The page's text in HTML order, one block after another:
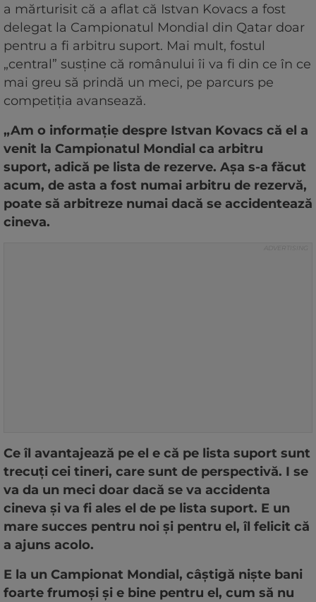
a mărturisit că a aflat că Istvan Kovacs a fost
delegat la Campionatul Mondial din Qatar doar
pentru a fi arbitru suport. Mai mult, fostul
„central” susține că românului îi va fi din ce în ce
mai greu să prindă un meci, pe parcurs pe
competiția avansează.
„Am o informație despre Istvan Kovacs că el a
venit la Campionatul Mondial ca arbitru
suport, adică pe lista de rezerve. Așa s-a făcut
acum, de asta a fost numai arbitru de rezervă,
poate să arbitreze numai dacă se accidentează
cineva.
Ce îl avantajează pe el e că pe lista suport sunt
trecuți cei tineri, care sunt de perspectivă. I se
va da un meci doar dacă se va accidenta
cineva și va fi ales el de pe lista suport. E un
mare succes pentru noi și pentru el, îl felicit că
a ajuns acolo.
E la un Campionat Mondial, câștigă niște bani
foarte frumoși și e bine pentru el, cum să nu